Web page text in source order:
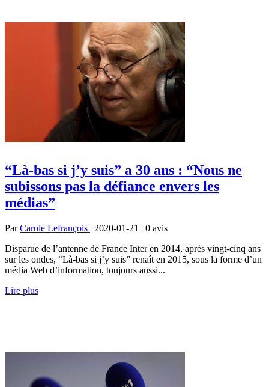
“Là-bas si j’y suis” a 30 ans : “Nous ne
subissons pas la défiance envers les
médias”
ParCarole Lefrançois | 2020-01-21 | 0 avis
Disparue de l’antenne de France Inter en 2014, après vingt-cinq ans
sur les ondes, “Là-bas si j’y suis” renaît en 2015, sous la forme d’un
média Web d’information, toujours aussi...
Lire plus